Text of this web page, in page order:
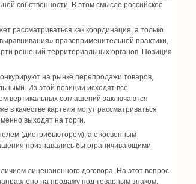
собственности. В этом смысле российское
рассматриваться как координация, а только
правоприменительной практики,
решений территориальных органов. Позиция
на рынке перепродажи товаров,
Из этой позиции исходят все
вертикальных соглашений заключаются
качестве картеля могут рассматриваться
выходят на торги.
(дистрибьютором), а с косвенным
признавались бы ограничивающими
лицензионного договора. На этот вопрос
на продажу под товарным знаком,